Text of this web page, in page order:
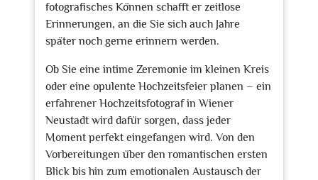
fotografisches Können schafft er zeitlose
Erinnerungen, an die Sie sich auch Jahre
später noch gerne erinnern werden.
Ob Sie eine intime Zeremonie im kleinen Kreis
oder eine opulente Hochzeitsfeier planen – ein
erfahrener Hochzeitsfotograf in Wiener
Neustadt wird dafür sorgen, dass jeder
Moment perfekt eingefangen wird. Von den
Vorbereitungen über den romantischen ersten
Blick bis hin zum emotionalen Austausch der